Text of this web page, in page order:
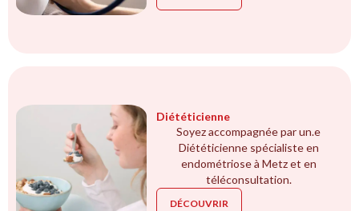
Diététicienne
Soyez accompagnée par un.e
Diététicienne spécialiste en
endométriose à Metz et en
téléconsultation.
DÉCOUVRIR